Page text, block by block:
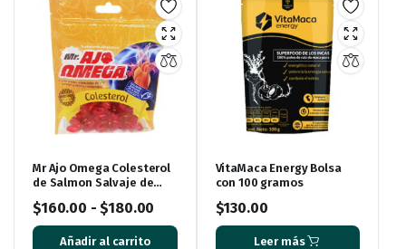
Mr Ajo Omega Colesterol
de Salmon Salvaje de
Cápsulas de Gel
$160.00 -$180.00
Añadir al carrito
VitaMaca Energy Bolsa
con 100 gramos
$130.00
Leer más